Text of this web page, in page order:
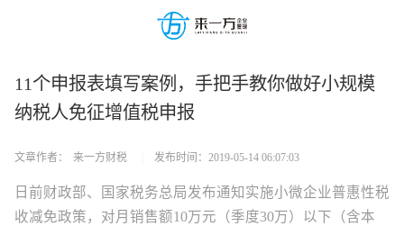
11个申报表填写案例，手把手教你做好小规模
纳税人免征增值税申报
文章作者： 来一方财税 发布时间：2019-05-14 06:07:03
日前财政部、国家税务总局发布通知实施小微企业普惠性税
收减免政策，对月销售额10万元（季度30万）以下（含本